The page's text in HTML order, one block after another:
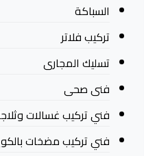
السباكة
تركيب فلاتر
تسليك المجارى
فنى صحى
فني تركيب غسالات
فني تركيب مضخات